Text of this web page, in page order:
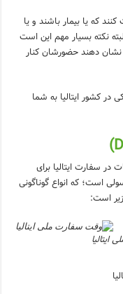
که یا بیمار باشند و یا
نکته بسیار مهم این است
نشان دهند حضورشان کنار
در کشور ایتالیا به شما
در سفارت ایتالیا برای
است؛ که انواع گوناگونی
است: